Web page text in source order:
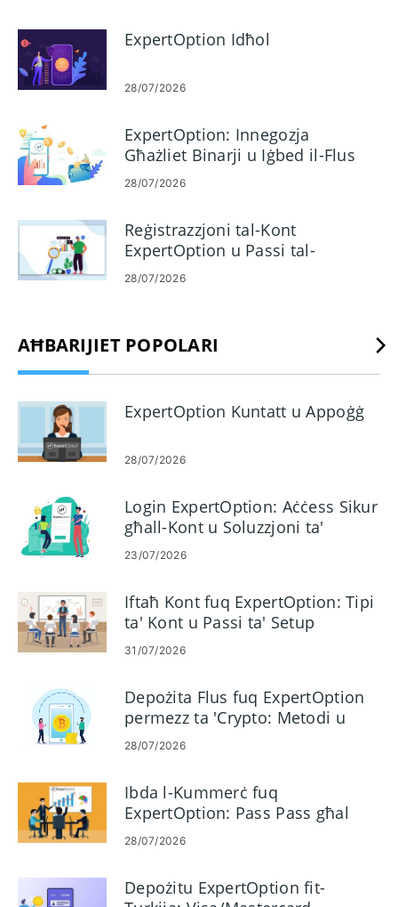
ħlasijiet jittardjaw. Din il-gwida tistabbilixxi l-fluss tax-
xogħol prattiku biex tissieħeb mal-programm ta’ affiljat ta’
ExpertOption u ssir sieħeb: twaqqif ta’ kont, sottomissjoni
ta’ verifika, ħolqien ta’ links ta’ traċċar, aċċess għall-assi
għodod tad-dashboard tal-imsieħba, in-nases ta’ verifika
komuni, tfakkiriet bażiċi ta’ konformità, u passi biex issolvi
l-problemi li tista’ tieħu qabel ma tikkuntattja l-appoġġ biex
il-kummissjonijiet jibqgħu għaddejjin bla xkiel.
ExpertOption Idħol
28/07/2026
ExpertOption: Innegozja
Għażliet Binarji u Iġbed il-Flus
28/07/2026
Reġistrazzjoni tal-Kont
ExpertOption u Passi tal-
Kummerċ Demo
28/07/2026
AĦBARIJIET POPOLARI
ExpertOption Kuntatt u Appoġġ
28/07/2026
Login ExpertOption: Aċċess Sikur
għall-Kont u Soluzzjoni ta'
Problemi
23/07/2026
Iftaħ Kont fuq ExpertOption: Tipi
ta' Kont u Passi ta' Setup
31/07/2026
Depożita Flus fuq ExpertOption
permezz ta 'Crypto: Metodi u
Limiti
28/07/2026
Ibda l-Kummerċ fuq
ExpertOption: Pass Pass għal
Jibdew
28/07/2026
Depożitu ExpertOption fit-